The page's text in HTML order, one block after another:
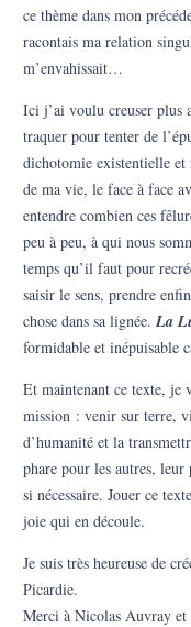
ce thème dans mon
racontais ma relation
m’envahissait…
Ici j’ai voulu creuser plus
traquer pour tenter de
dichotomie existentielle et
de ma vie, le face à face
entendre combien ces
peu à peu, à qui nous
temps qu’il faut pour
saisir le sens, prendre
chose dans sa lignée.La
formidable et inépuisable
Et maintenant ce texte, je
mission : venir sur terre,
d’humanité et la
phare pour les autres,
si nécessaire. Jouer ce
joie qui en découle.
Je suis très heureuse de
Picardie.
Merci à Nicolas Auvray et